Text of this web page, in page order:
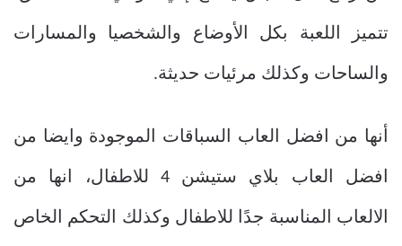
تتميز اللعبة بكل الأوضاع والشخصيا والمسارات
والساحات وكذلك مرئيات حديثة.
أنها من افضل العاب السباقات الموجودة وايضا من
افضل العاب بلاي ستيشن 4 للاطفال، انها من
الالعاب المناسبة جدًا للاطفال وكذلك التحكم الخاص